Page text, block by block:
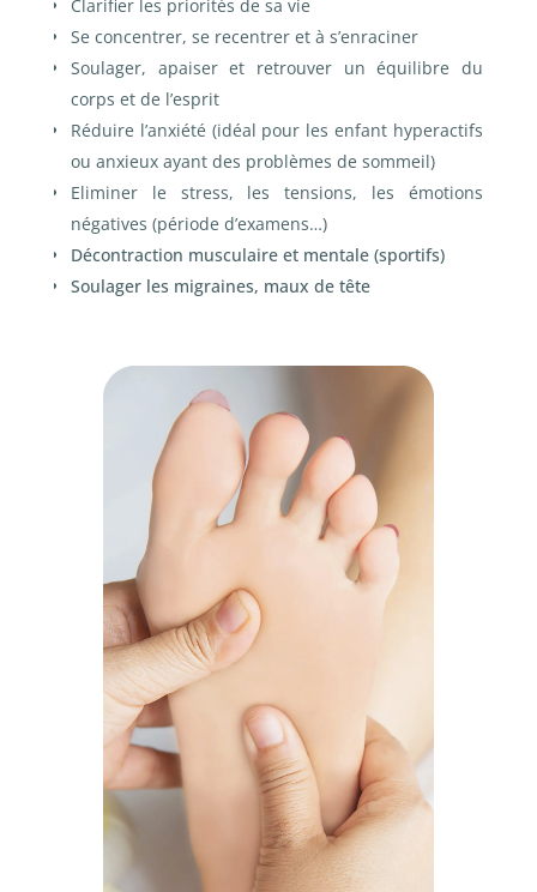
Clarifier les priorités de sa vie
Se concentrer, se recentrer et à s’enraciner
Soulager, apaiser et retrouver un équilibre du
corps et de l’esprit
Réduire l’anxiété (idéal pour les enfant hyperactifs
ou anxieux ayant des problèmes de sommeil)
Eliminer le stress, les tensions, les émotions
négatives (période d’examens…)
Décontraction musculaire et mentale (sportifs)
Soulager les migraines, maux de tête